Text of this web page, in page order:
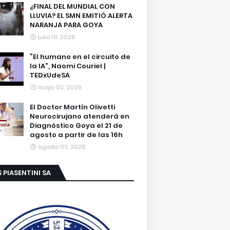
¿FINAL DEL MUNDIAL CON
LLUVIA? EL SMN EMITIÓ ALERTA
NARANJA PARA GOYA
julio 19, 2026
“El humano en el circuito de
la IA”, Naomi Couriel |
TEDxUdeSA
mayo 02, 2026
El Doctor Martín Olivetti
Neurocirujano atenderá en
Diagnóstico Goya el 21 de
agosto a partir de las 16h
agosto 03, 2026
PIASENTINI SA